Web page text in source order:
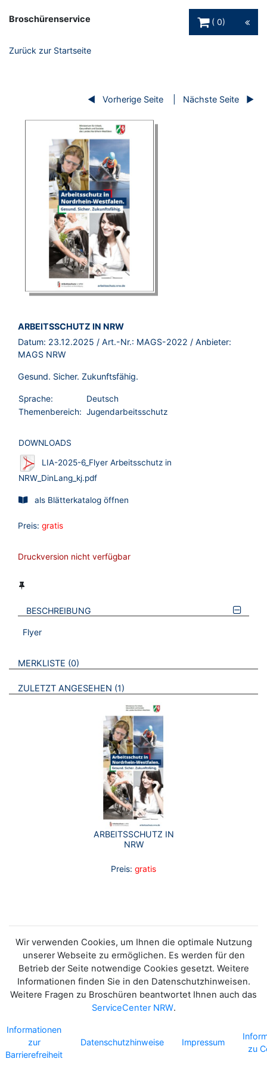
Broschürenservice
0
Zurück zur Startseite
Vorherige Seite Nächste Seite
BROSCHÜRE:
ARBEITSSCHUTZ IN NRW
Datum: 23.12.2025 / Art.-Nr.: MAGS-2022 / Anbieter:
MAGS NRW
Gesund. Sicher. Zukunftsfähig.
Sprache:
Deutsch
Themenbereich: Jugendarbeitsschutz
DOWNLOADS
LIA-2025-6_Flyer Arbeitsschutz in
NRW_DinLang_kj.pdf
als Blätterkatalog öffnen
Preis: gratis
Druckversion nicht verfügbar
BESCHREIBUNG
Flyer
VERWEISE AUF VERMERKTE- ODER ZULETZT ANGESEHENE
MERKLISTE 0 BROSCHÜREN
ZULETZT ANGESEHEN 1 BROSCHÜREN
ARBEITSSCHUTZ IN
NRW
Preis: gratis
Wir verwenden Cookies, um Ihnen die optimale Nutzung
unserer Webseite zu ermöglichen. Es werden für den
Betrieb der Seite notwendige Cookies gesetzt. Weitere
Informationen finden Sie in den Datenschutzhinweisen.
Weitere Fragen zu Broschüren beantwortet Ihnen auch das
ServiceCenter NRW.
Informationen
zur
Barrierefreiheit
Datenschutzhinweise Impressum
zu